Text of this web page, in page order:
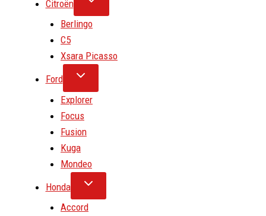
Citroën
Berlingo
C5
Xsara Picasso
Ford
Explorer
Focus
Fusion
Kuga
Mondeo
Honda
Accord